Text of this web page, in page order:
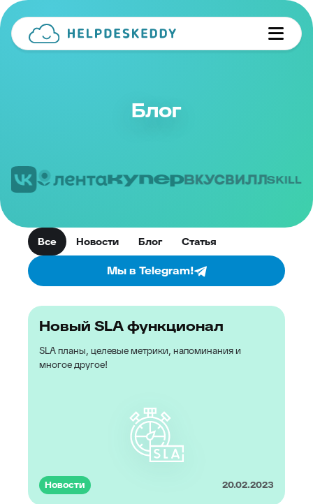
Блог
Все Новости Блог Статья
Мы в Telegram!
Новый SLA функционал
SLA планы, целевые метрики, напоминания и
многое другое!
Новости 20.02.2023